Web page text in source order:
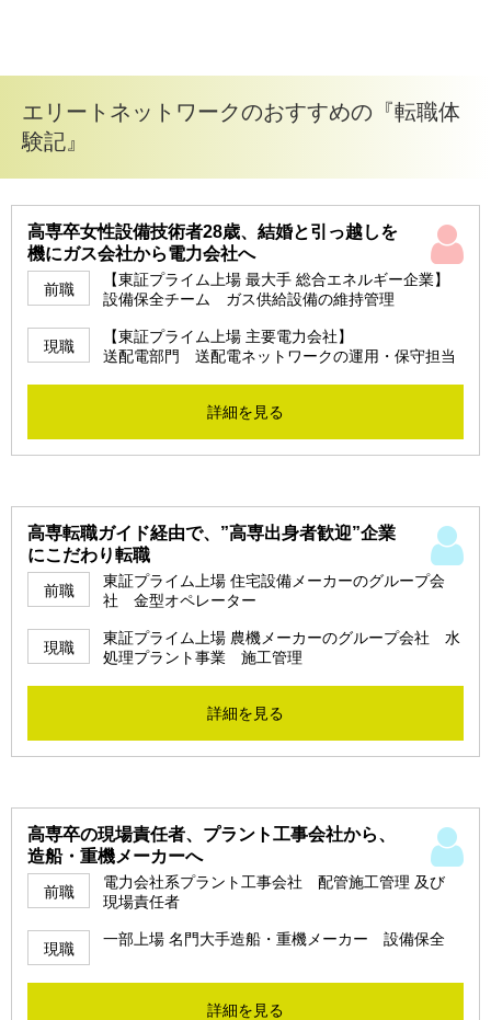
エリートネットワークのおすすめの『転職体
験記』
高専卒女性設備技術者28歳、結婚と引っ越しを
機にガス会社から電力会社へ
前職
【東証プライム上場 最大手 総合エネルギー企業】
設備保全チーム ガス供給設備の維持管理
現職
【東証プライム上場 主要電力会社】
送配電部門 送配電ネットワークの運用・保守担当
詳細を見る
高専転職ガイド経由で、”高専出身者歓迎”企業
にこだわり転職
前職
東証プライム上場 住宅設備メーカーのグループ会
社 金型オペレーター
現職
東証プライム上場 農機メーカーのグループ会社 水
処理プラント事業 施工管理
詳細を見る
高専卒の現場責任者、プラント工事会社から、
造船・重機メーカーへ
前職
電力会社系プラント工事会社 配管施工管理 及び
現場責任者
現職
一部上場 名門大手造船・重機メーカー 設備保全
詳細を見る